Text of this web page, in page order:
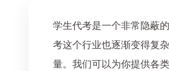
学生代考是一个非常隐蔽
考这个行业也逐渐变得复
量。我们可以为你提供各